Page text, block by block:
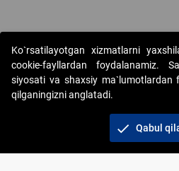
Copyright © 2017-2026. "Elektron
AJ. Barcha huquqlar himoyalangan
+998 71
Ko`rsatilayotgan xizmatlarni
cookie-fayllardan foydalanamiz.
siyosati va shaxsiy ma`lumotlardan
qilganingizni anglatadi.
check Qabul